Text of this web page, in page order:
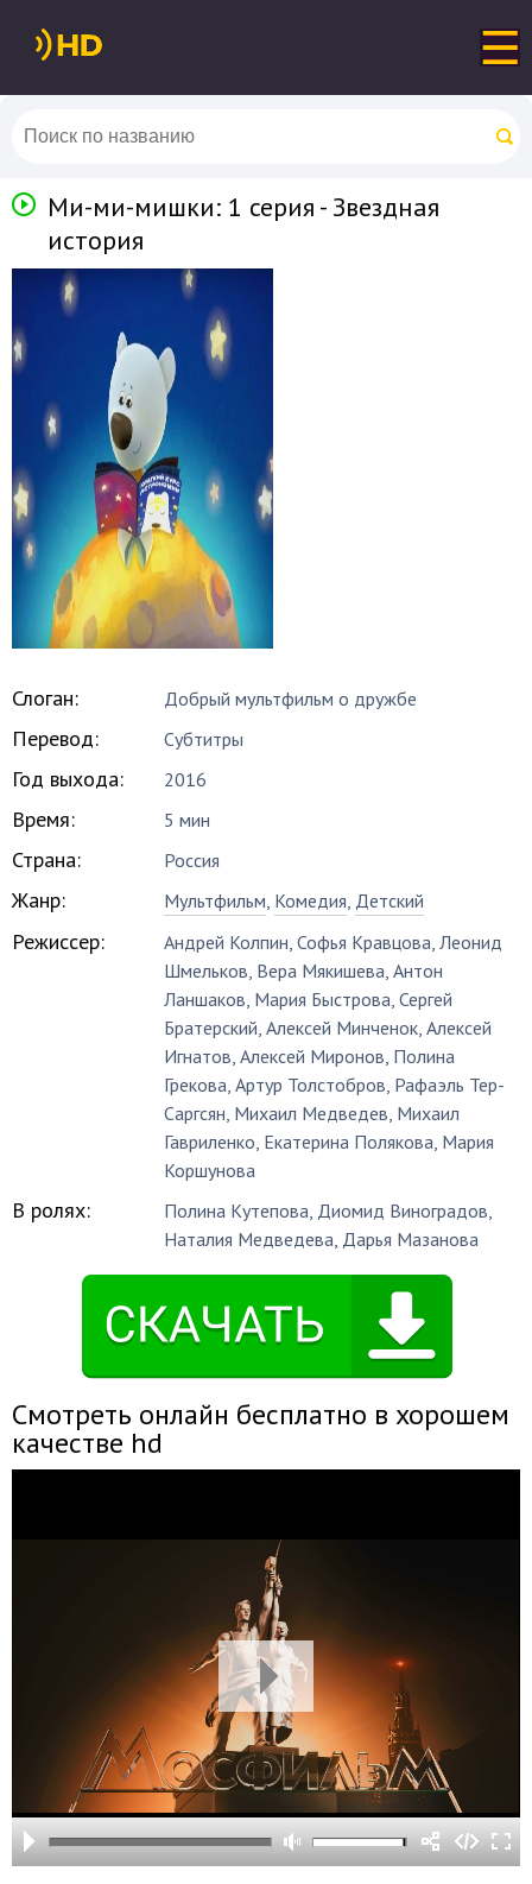
Ми-ми-мишки: 1 серия - Звездная
история
Слоган: Добрый мультфильм о дружбе
Перевод: Субтитры
Год выхода: 2016
Время: 5 мин
Страна: Россия
Жанр: Мультфильм, Комедия, Детский
Режиссер: Андрей Колпин,Софья Кравцова,Леонид
Шмельков, Вера Мякишева,Антон
Ланшаков, Мария Быстрова,Сергей
Братерский,Алексей Минченок,Алексей
Игнатов,Алексей Миронов, Полина
Грекова,Артур Толстобров, Рафаэль Тер-
Саргсян, Михаил Медведев, Михаил
Гавриленко, Екатерина Полякова, Мария
Коршунова
В ролях: Полина Кутепова, Диомид Виноградов,
Наталия Медведева, Дарья Мазанова
Смотреть онлайн бесплатно в хорошем
качестве hd